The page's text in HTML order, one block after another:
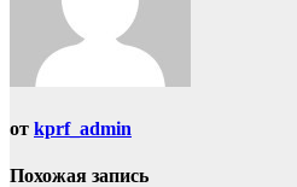
от kprf_admin
Похожая запись